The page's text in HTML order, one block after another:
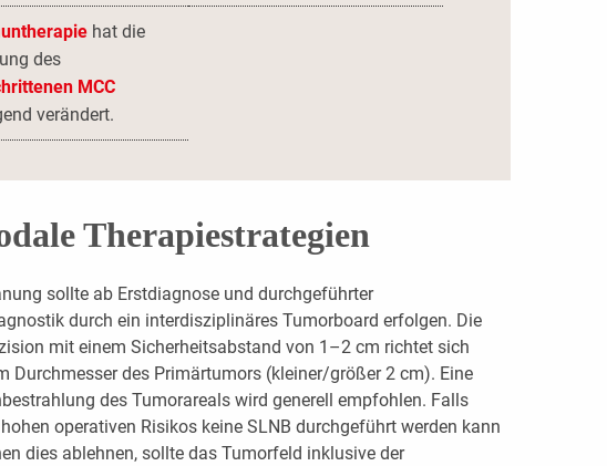
hat die
des
MCC
verändert.
Therapiestrategien
sollte ab Erstdiagnose und durchgeführter
durch ein interdisziplinäres Tumorboard erfolgen. Die
mit einem Sicherheitsabstand von 1–2 cm richtet sich
Durchmesser des Primärtumors (kleiner/größer 2 cm). Eine
des Tumorareals wird generell empfohlen. Falls
operativen Risikos keine SLNB durchgeführt werden kann
dies ablehnen, sollte das Tumorfeld inklusive der